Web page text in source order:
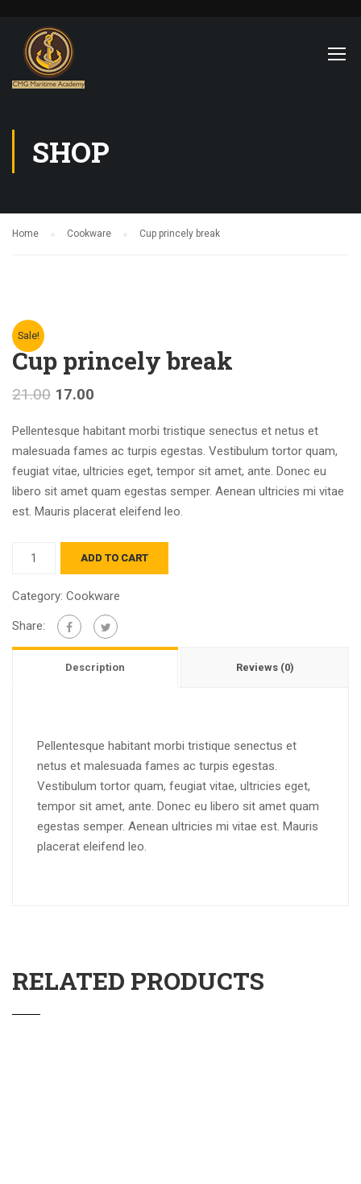
SHOP
Home Cookware Cup princely break
Sale!
Cup princely break
21.00 17.00
Pellentesque habitant morbi tristique senectus et netus et
malesuada fames ac turpis egestas. Vestibulum tortor quam,
feugiat vitae, ultricies eget, tempor sit amet, ante. Donec eu
libero sit amet quam egestas semper. Aenean ultricies mi vitae
est. Mauris placerat eleifend leo.
Quantity ADD TO CART
Category: Cookware
Share:
Description Reviews (0)
Pellentesque habitant morbi tristique senectus et
netus et malesuada fames ac turpis egestas.
Vestibulum tortor quam, feugiat vitae, ultricies eget,
tempor sit amet, ante. Donec eu libero sit amet quam
egestas semper. Aenean ultricies mi vitae est. Mauris
placerat eleifend leo.
RELATED PRODUCTS